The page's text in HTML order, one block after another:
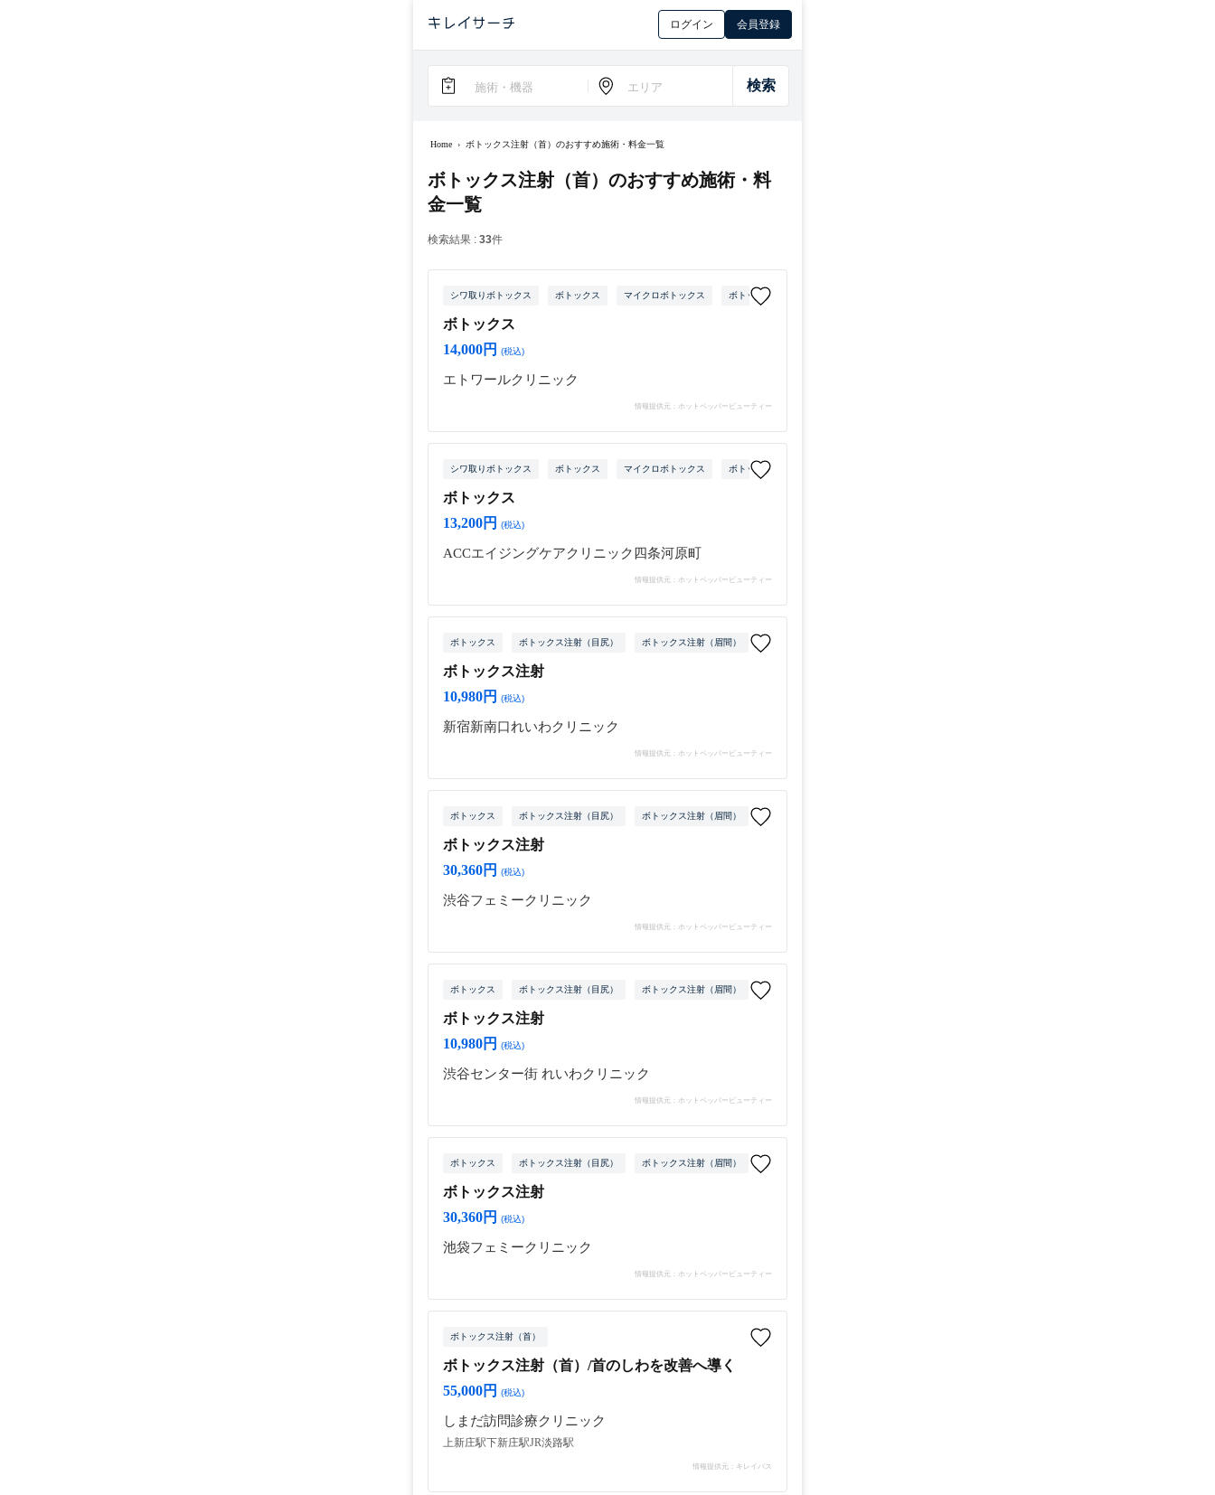
ログイン 会員登録
Home › ボトックス注射（首）のおすすめ施術・料金一覧
ボトックス注射（首）のおすすめ施術・料
金一覧
検索結果 : 33件
シワ取りボトックス ボトックス マイクロボトックス ボトックス注射（目尻）
ボトックス
14,000円
(税込)
エトワールクリニック
情報提供元：ホットペッパービューティー
シワ取りボトックス ボトックス マイクロボトックス ボトックス注射（目尻）
ボトックス
13,200円
(税込)
ACCエイジングケアクリニック四条河原町
情報提供元：ホットペッパービューティー
ボトックス ボトックス注射（目尻） ボトックス注射（眉間） ボトックス注射（目の下）
ボトックス注射
10,980円
(税込)
新宿新南口れいわクリニック
情報提供元：ホットペッパービューティー
ボトックス ボトックス注射（目尻） ボトックス注射（眉間） ボトックス注射（目の下）
ボトックス注射
30,360円
(税込)
渋谷フェミークリニック
情報提供元：ホットペッパービューティー
ボトックス ボトックス注射（目尻） ボトックス注射（眉間） ボトックス注射（目の下）
ボトックス注射
10,980円
(税込)
渋谷センター街 れいわクリニック
情報提供元：ホットペッパービューティー
ボトックス ボトックス注射（目尻） ボトックス注射（眉間） ボトックス注射（目の下）
ボトックス注射
30,360円
(税込)
池袋フェミークリニック
情報提供元：ホットペッパービューティー
ボトックス注射（首）
ボトックス注射（首）/首のしわを改善へ導く
55,000円
(税込)
しまだ訪問診療クリニック
上新庄駅下新庄駅JR淡路駅
情報提供元：キレイパス